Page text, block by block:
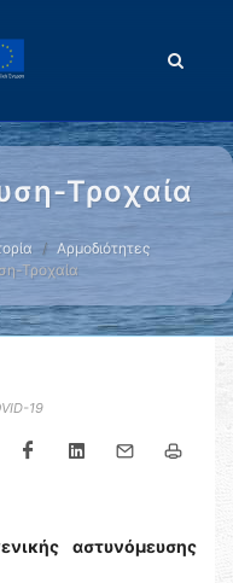
Τροχαία
Αρμοδιότητες
Τροχαία
19
αστυνόμευσης